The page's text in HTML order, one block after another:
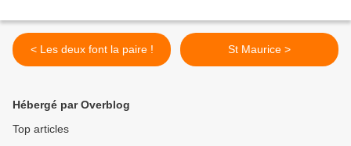
< Les deux font la paire ! St Maurice >
Hébergé par Overblog
Top articles